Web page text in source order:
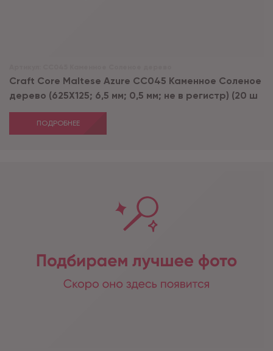
Craft Core Maltese Azurе CC045 Каменное Соленое
дерево (625X125; 6,5 мм; 0,5 мм; не в регистр) (20 ш
ПОДРОБНЕЕ